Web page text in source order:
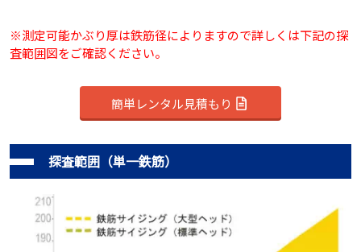
※測定可能かぶり厚は鉄筋径によりますので詳しくは下記の探
査範囲図をご確認ください。
簡単レンタル見積もり
探査範囲（単一鉄筋）